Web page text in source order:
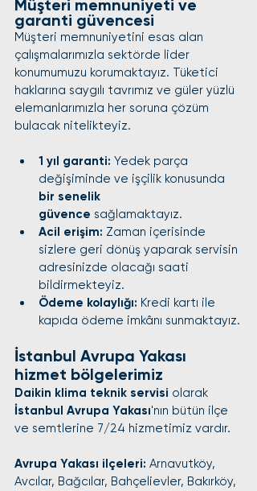
Müşteri memnuniyeti ve
garanti güvencesi
Müşteri memnuniyetini esas alan
çalışmalarımızla sektörde lider
konumumuzu korumaktayız. Tüketici
haklarına saygılı tavrımız ve güler yüzlü
elemanlarımızla her soruna çözüm
bulacak nitelikteyiz.
1 yıl garanti: Yedek parça
değişiminde ve işçilik konusunda
bir senelik
güvence sağlamaktayız.
Acil erişim: Zaman içerisinde
sizlere geri dönüş yaparak servisin
adresinizde olacağı saati
bildirmekteyiz.
Ödeme kolaylığı: Kredi kartı ile
kapıda ödeme imkânı sunmaktayız.
İstanbul Avrupa Yakası
hizmet bölgelerimiz
Daikin klima teknik servisi olarak
İstanbul Avrupa Yakası'nın bütün ilçe
ve semtlerine 7/24 hizmetimiz vardır.
Avrupa Yakası ilçeleri: Arnavutköy,
Avcılar, Bağcılar, Bahçelievler, Bakırköy,